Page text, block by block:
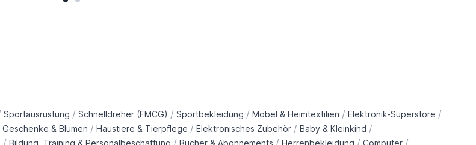
Sportausrüstung / Schnelldreher (FMCG) / Sportbekleidung / Möbel & Heimtextilien / Elektronik-Superstore /
Geschenke & Blumen / Haustiere & Tierpflege / Elektronisches Zubehör / Baby & Kleinkind /
Bildung, Training & Personalbeschaffung Bücher & Abonnements Herrenbekleidung Computer